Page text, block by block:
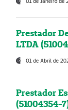
Prestador
LTDA
01 de Abril de
Prestador
(51004354-